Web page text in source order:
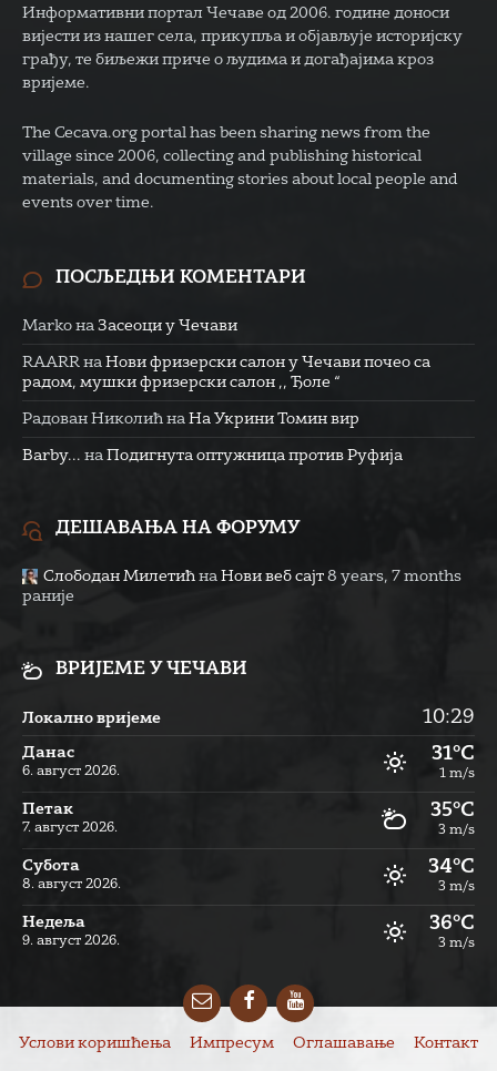
Информативни портал Чечаве од 2006. године доноси
вијести из нашег села, прикупља и објављује историјску
грађу, те биљежи приче о људима и догађајима кроз
вријеме.
The Cecava.org portal has been sharing news from the
village since 2006, collecting and publishing historical
materials, and documenting stories about local people and
events over time.
ПОСЉЕДЊИ КОМЕНТАРИ
Marko на Засеоци у Чечави
RAARR на Нови фризерски салон у Чечави почео са
радом, мушки фризерски салон ,, Ђоле “
Радован Николић на На Укрини Томин вир
Barby... на Подигнута оптужница против Руфија
ДЕШАВАЊА НА ФОРУМУ
Слободан Милетић на Нови веб сајт 8 years, 7 months
раније
ВРИЈЕМЕ У ЧЕЧАВИ
Локално вријеме 10:29
Данас
6. август 2026.
31°C
1 m/s
Петак
7. август 2026.
35°C
3 m/s
Субота
8. август 2026.
34°C
3 m/s
Недеља
9. август 2026.
36°C
3 m/s
EmailFacebookYouTube
Услови коришћења Импресум Оглашавање Контакт